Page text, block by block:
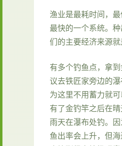
渔业是最耗时间，
最快的一个系统。
们的主要经济来源就
有多个钓鱼点，拿
议去铁匠家旁边的
为这里不用蓄力就可
有了金钓竿之后在晴
雨天在瀑布处钓。
鱼出率会上升，但